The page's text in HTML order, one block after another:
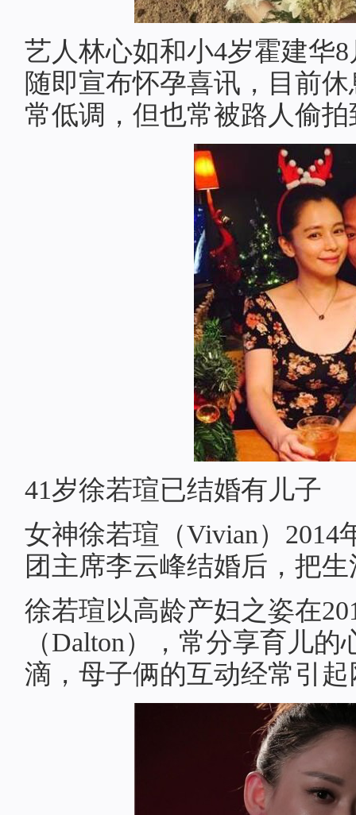
艺人林心如和小4岁霍建华
随即宣布怀孕喜讯，目前
常低调，但也常被路人偷
41岁徐若瑄已结婚有儿子
女神徐若瑄（Vivian）
团主席李云峰结婚后，把
徐若瑄以高龄产妇之姿在
（Dalton），常分享育儿
滴，母子俩的互动经常引